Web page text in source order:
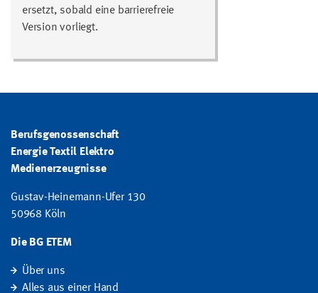
ersetzt, sobald eine barrierefreie
Version vorliegt.
Berufsgenossenschaft
Energie Textil Elektro
Medienerzeugnisse
Gustav-Heinemann-Ufer 130
50968 Köln
Die BG ETEM
Über uns
Alles aus einer Hand